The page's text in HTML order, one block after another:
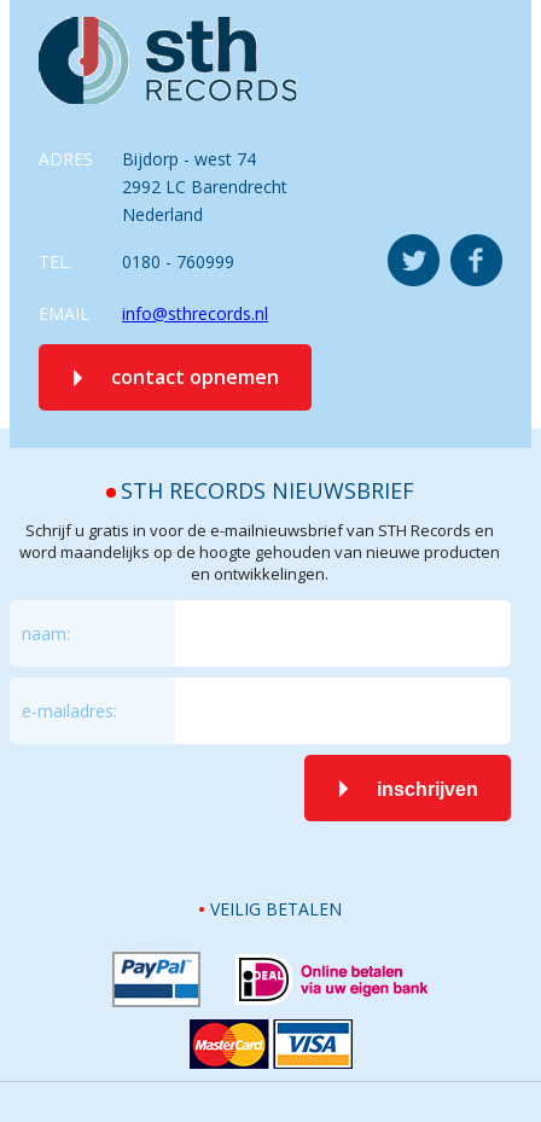
ADRES
Bijdorp - west 74
2992 LC Barendrecht
Nederland
TEL. 0180 - 760999
EMAIL info@sthrecords.nl
contact opnemen
STH RECORDS NIEUWSBRIEF
Schrijf u gratis in voor de e-mailnieuwsbrief van STH Records en
word maandelijks op de hoogte gehouden van nieuwe producten
en ontwikkelingen.
naam:
e-mailadres:
inschrijven
VEILIG BETALEN